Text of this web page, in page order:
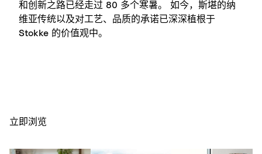
和创新之路已经走过 80 多个寒暑。 如今，斯堪的纳
维亚传统以及对工艺、品质的承诺已深深植根于
Stokke 的价值观中。
立即浏览